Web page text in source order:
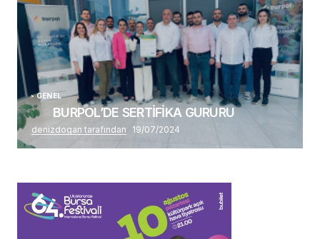
GENEL
BURPOL’DE SERTİFİKA GURURU
denizdogan tarafından 19/07/2024